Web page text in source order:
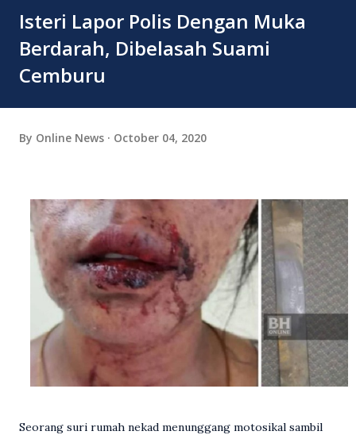
Isteri Lapor Polis Dengan Muka
Berdarah, Dibelasah Suami
Cemburu
By Online News October 04, 2020
Seorang suri rumah nekad menunggang motosikal sambil